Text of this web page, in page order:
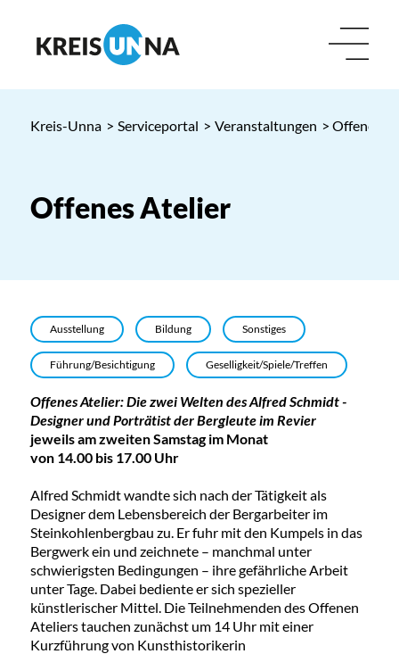
Kreis-Unna > Serviceportal > Veranstaltungen > Offenes
Offenes Atelier
Ausstellung Bildung Sonstiges
Führung/Besichtigung Geselligkeit/Spiele/Treffen
Offenes Atelier: Die zwei Welten des Alfred Schmidt -
Designer und Porträtist der Bergleute im Revier
jeweils am zweiten Samstag im Monat
von 14.00 bis 17.00 Uhr
Alfred Schmidt wandte sich nach der Tätigkeit als
Designer dem Lebensbereich der Bergarbeiter im
Steinkohlenbergbau zu. Er fuhr mit den Kumpels in das
Bergwerk ein und zeichnete – manchmal unter
schwierigsten Bedingungen – ihre gefährliche Arbeit
unter Tage. Dabei bediente er sich spezieller
künstlerischer Mittel. Die Teilnehmenden des Offenen
Ateliers tauchen zunächst um 14 Uhr mit einer
Kurzführung von Kunsthistorikerin